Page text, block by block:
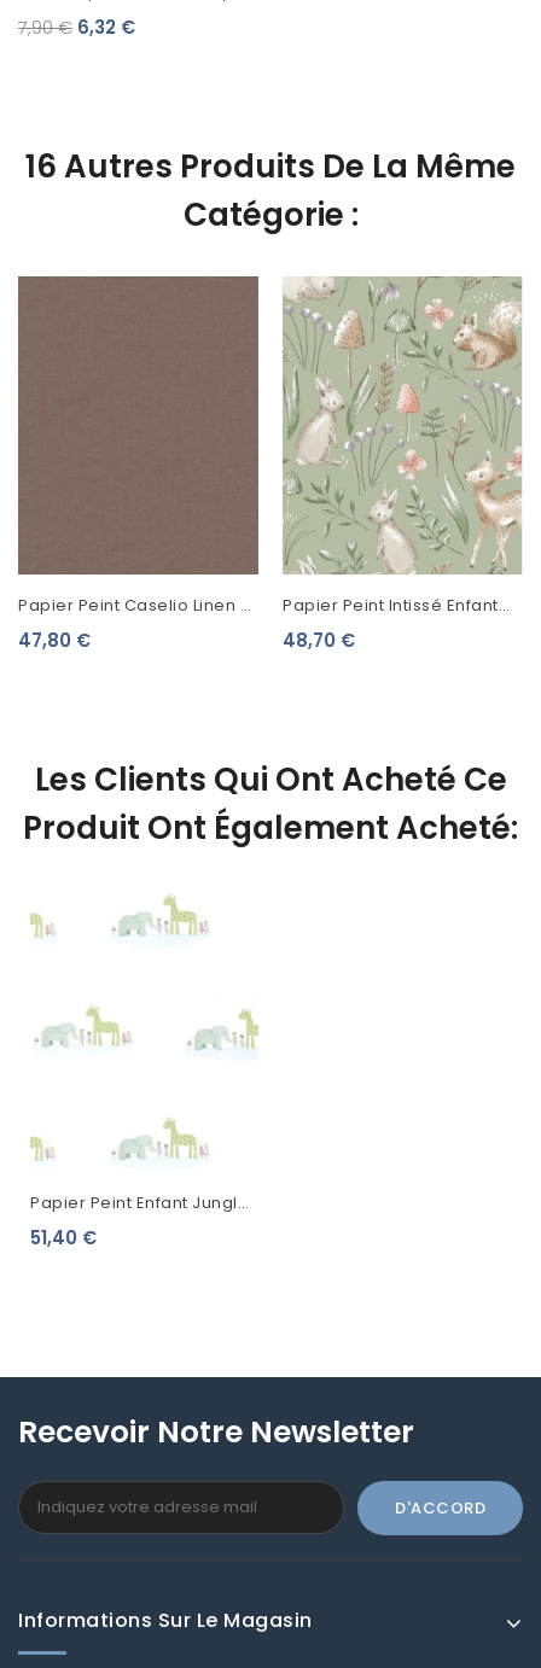
Universelle
7,90 € 6,32 €
16 Autres Produits De La Même
Catégorie :
Papier Peint Caselio Linen 2
Noir Cuivre 68529731
47,80 €
Papier Peint Intissé Enfant
Lutèce Imagine Forest
48,70 €
Les Clients Qui Ont Acheté Ce
Produit Ont Également Acheté:
Papier Peint Enfant Jungle
Casadeco Rose & Nino
51,40 €
Recevoir Notre Newsletter
Informations Sur Le Magasin